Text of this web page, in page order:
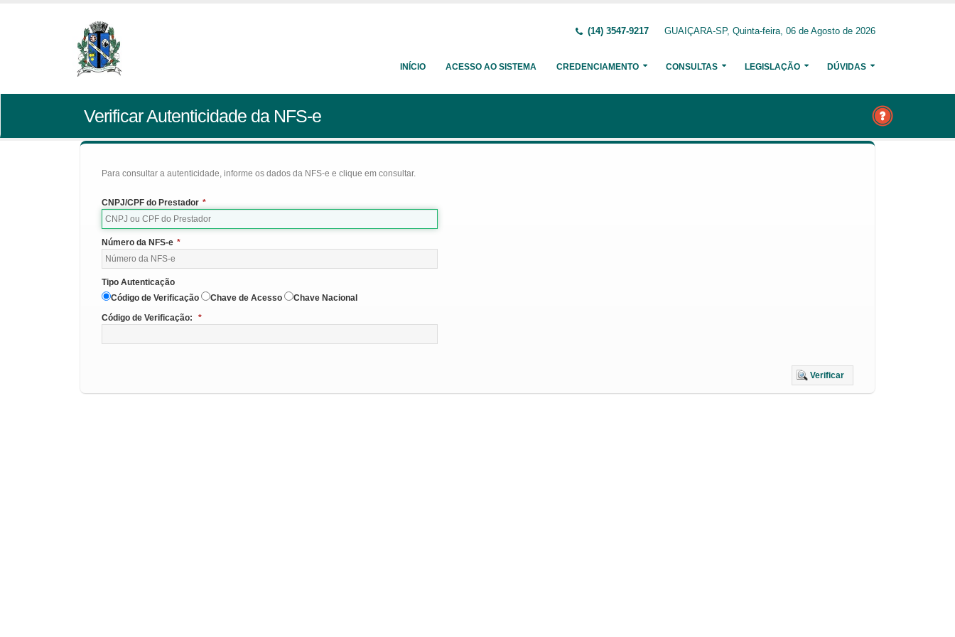
(14) 3547-9217 GUAIÇARA-SP, Quinta-feira, 06 de Agosto de 2026
INÍCIO ACESSO AO SISTEMA CREDENCIAMENTO CONSULTAS LEGISLAÇÃO DÚVIDAS
Verificar Autenticidade da NFS-e
Para consultar a autenticidade, informe os dados da NFS-e e clique em consultar.
CNPJ/CPF do Prestador *
Número da NFS-e *
Tipo Autenticação
Código de Verificação
Chave de Acesso
Chave Nacional
Código de Verificação:
*
Verificar